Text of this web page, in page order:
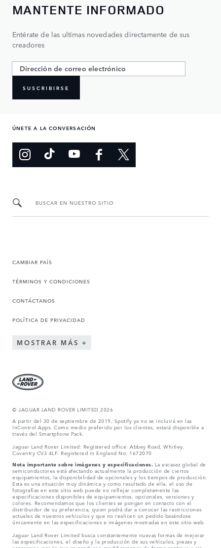
MANTENTE INFORMADO
Entérate de las ultimas novedades directamente de sus
creadores
SUSCRIBIRSE
ÚNETE A LA CONVERSACIÓN
BUSCAR EN NUESTRO SITIO
CAMBIAR PAÍS
TÉRMINOS Y CONDICIONES
CONTÁCTANOS
POLÍTICA DE PRIVACIDAD
MOSTRAR MÁS
© JAGUAR LAND ROVER LIMITED 2026
A partir del 30 de septiembre de 2019, Spotify ya no se incluirá en las
InControl Apps. Como medio preferido por los clientes, estará disponible a
través del Smartphone Pack.
Jaguar Land Rover Limited: Registered office: Abbey Road, Whitley,
Coventry CV3 4LF. Registered in England No: 1672070
Nota importante sobre imágenes y especificaciones. La escasez global de
semiconductores está afectando actualmente la producción de ciertos
equipamientos, la disponibilidad de opcionales y los tiempos de producción.
Esta es una situación muy dinámica y como resultado de ella, el uso de
fotografías en este sitio web puede no reflejar completamente las
especificaciones disponibles de equipamientos, opcionales, versiones y
colores. Recomendamos que los clientes se pongan en contacto con el
distribuidor de su preferencia, quien podrá dar a conocer las restricciones
actuales de nuestros vehículos y que no realicen un pedido basándose
únicamente en las especificaciones e imágenes mostradas en este sitio web.
Jaguar Land Rover Limited busca constantemente nuevas formas de mejorar
las especificaciones, el diseño y la producción de sus vehículos, piezas y